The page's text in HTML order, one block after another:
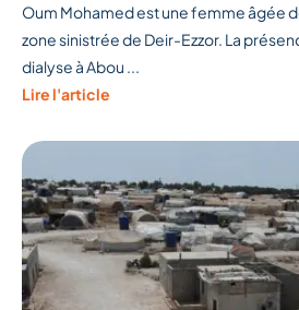
Oum Mohamed est une femme âgée
zone sinistrée de Deir-Ezzor. La
dialyse à Abou ...
Lire l'article